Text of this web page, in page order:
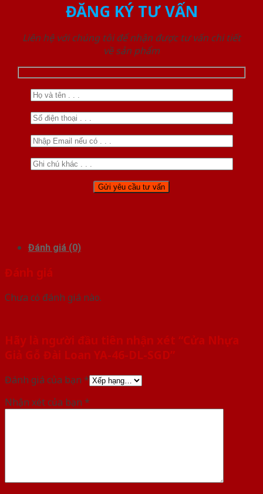
ĐĂNG KÝ TƯ VẤN
Liên hệ với chúng tôi để nhận được tư vấn chi tiết
về sản phẩm
Đánh giá (0)
Đánh giá
Chưa có đánh giá nào.
Hãy là người đầu tiên nhận xét “Cửa Nhựa
Giả Gỗ Đài Loan YA-46-DL-SGD”
Đánh giá của bạn *
Nhận xét của bạn *